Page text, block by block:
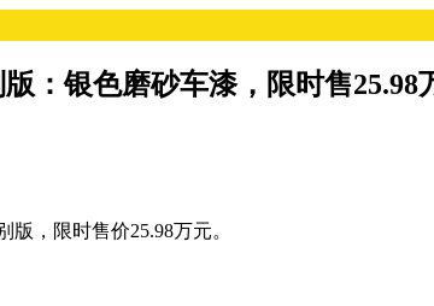
：银色磨砂车漆，限时售25.98
，限时售价25.98万元。